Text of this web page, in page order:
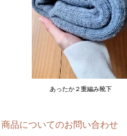
あったか２重編み靴下
商品についてのお問い合わせ